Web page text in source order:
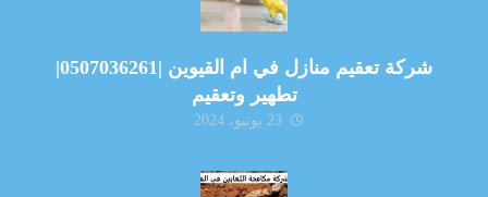
شركة تعقيم منازل في ام القيوين |0507036261|
تطهير وتعقيم
23 يونيو، 2024